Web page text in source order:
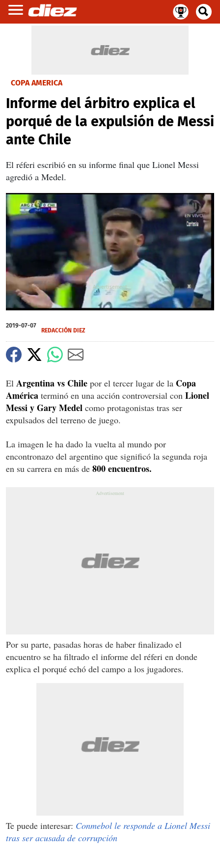
COPA AMERICA
Informe del árbitro explica el
porqué de la expulsión de Messi
ante Chile
El réferi escribió en su informe final que Lionel Messi
agredió a Medel.
of
47
X
2019-07-07
REDACCIÓN DIEZ
El Argentina vs Chile por el tercer lugar de la Copa
América terminó en una acción controversial con Lionel
Messi y Gary Medel como protagonistas tras ser
expulsados del terreno de juego.
La imagen le ha dado la vuelta al mundo por
encontronazo del argentino que significó la segunda roja
en su carrera en más de 800 encuentros.
Por su parte, pasadas horas de haber finalizado el
encuentro se ha filtrado el informe del réferi en donde
explica el porqué echó del campo a los jugadores.
Te puede interesar: Conmebol le responde a Lionel Messi
tras ser acusada de corrupción